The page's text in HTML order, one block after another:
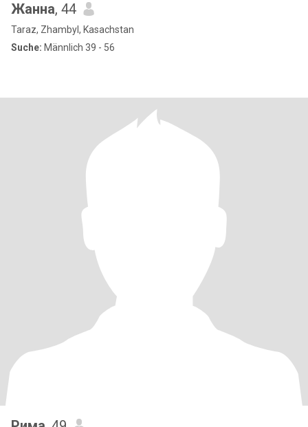
Жанна, 44
Taraz, Zhambyl, Kasachstan
Suche: Männlich 39 - 56